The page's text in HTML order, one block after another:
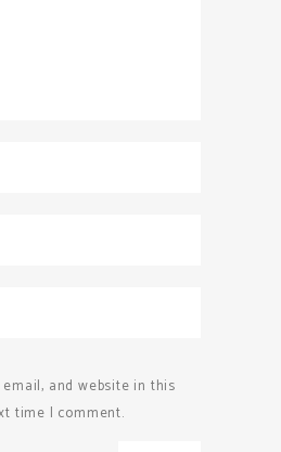
email, and website in this
time I comment.